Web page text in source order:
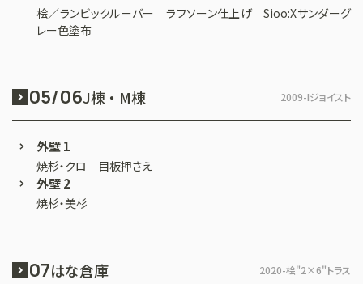
桧／ランビックルーバー ラフソーン仕上げ Sioo:Xサンダーグ
レー色塗布
05/06J棟 ・ M棟 2009-Iジョイスト
外壁 1
焼杉・クロ 目板押さえ
外壁 2
焼杉・美杉
07はな倉庫 2020-桧"2×6"トラス